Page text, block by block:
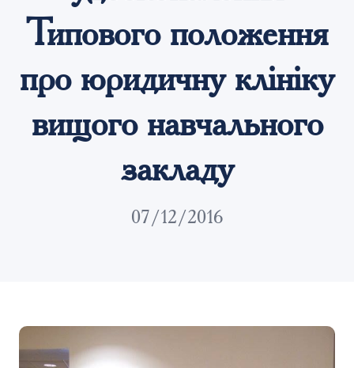
Типового положення
про юридичну клініку
вищого навчального
закладу
07/12/2016